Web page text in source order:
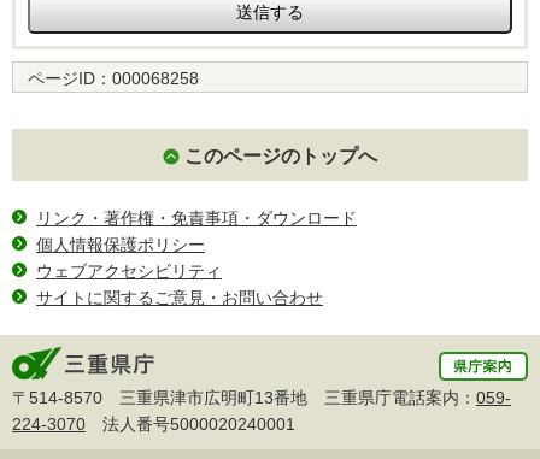
ページID： 000068258
このページのトップへ
リンク・著作権・免責事項・ダウンロード
個人情報保護ポリシー
ウェブアクセシビリティ
サイトに関するご意見・お問い合わせ
〒514-8570 三重県津市広明町13番地 三重県庁電話案内： 059-
224-3070 法人番号5000020240001